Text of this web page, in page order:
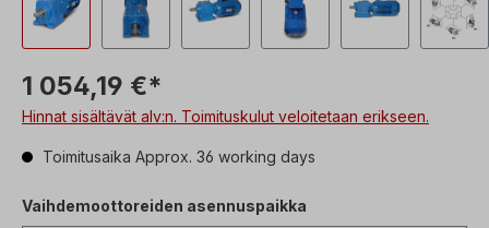
1 054,19 €*
Hinnat sisältävät alv:n. Toimituskulut veloitetaan erikseen.
Toimitusaika Approx. 36 working days
Vaihdemoottoreiden asennuspaikka